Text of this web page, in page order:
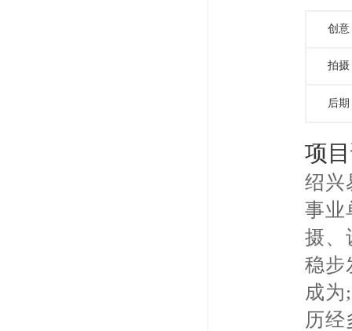
创意
拍摄
后期
项
绍兴
事业
摄、
稳步
成为
历